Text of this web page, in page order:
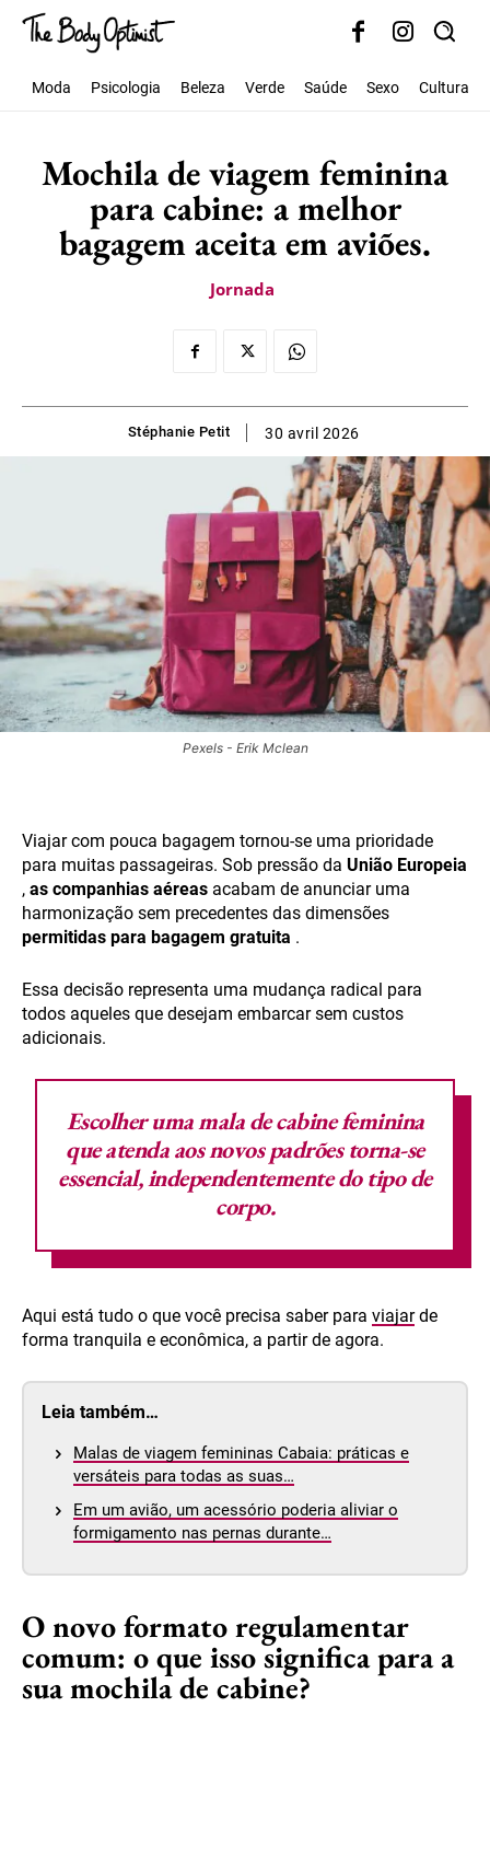
Moda Psicologia Beleza Verde Saúde Sexo Cultura
Mochila de viagem feminina
para cabine: a melhor
bagagem aceita em aviões.
Jornada
Stéphanie Petit 30 avril 2026
Pexels - Erik Mclean
Viajar com pouca bagagem tornou-se uma prioridade
para muitas passageiras. Sob pressão da União Europeia
, as companhias aéreas acabam de anunciar uma
harmonização sem precedentes das dimensões
permitidas para bagagem gratuita .
Essa decisão representa uma mudança radical para
todos aqueles que desejam embarcar sem custos
adicionais.
Escolher umamala de cabine feminina
que atenda aos novos padrões torna-se
essencial, independentemente do tipo de
corpo.
Aqui está tudo o que você precisa saber para viajarde
forma tranquila e econômica, a partir de agora.
Leia também…
Malas de viagem femininas Cabaia: práticas e
versáteis para todas as suas…
Em um avião, um acessório poderia aliviar o
formigamento nas pernas durante…
O novo formato regulamentar
comum: o que isso significa para a
sua mochila de cabine?